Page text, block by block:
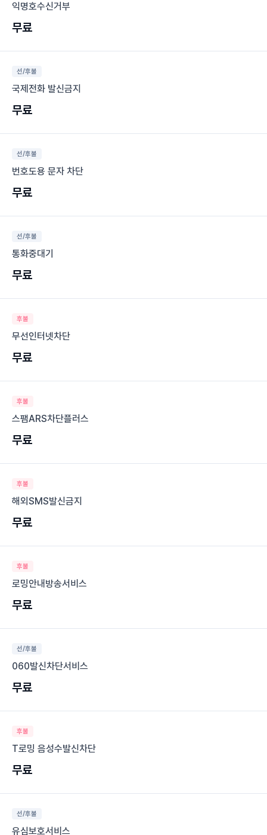
익명호수신거부
무료
선/후불
국제전화 발신금지
무료
선/후불
번호도용 문자 차단
무료
선/후불
통화중대기
무료
후불
무선인터넷차단
무료
후불
스팸ARS차단플러스
무료
후불
해외SMS발신금지
무료
후불
로밍안내방송서비스
무료
선/후불
060발신차단서비스
무료
후불
T로밍 음성수발신차단
무료
선/후불
유심보호서비스